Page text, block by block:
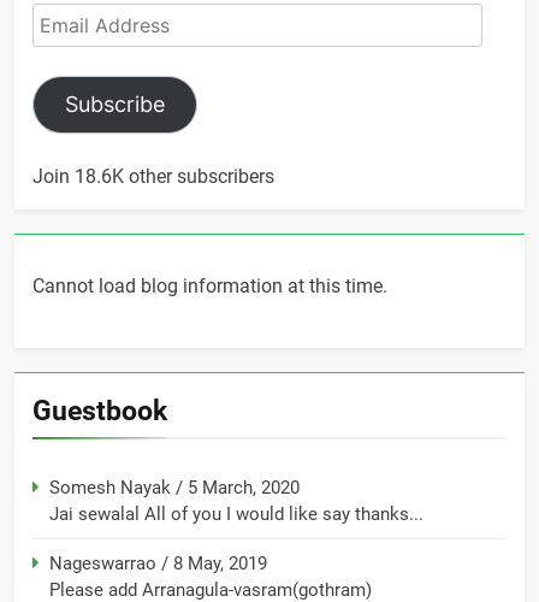
Email
Address
Subscribe
Join 18.6K other subscribers
Cannot load blog information at this time.
Guestbook
Somesh Nayak / 5 March, 2020
Jai sewalal All of you I would like say thanks...
Nageswarrao / 8 May, 2019
Please add Arranagula-vasram(gothram)